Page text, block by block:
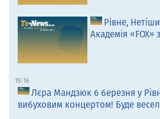
Рівне,
Академія
15:16
Лєра Мандзюк 6 березня у
вибуховим концертом! Буде